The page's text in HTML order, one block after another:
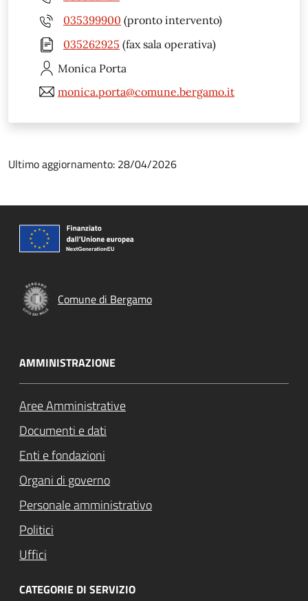
035399900 (pronto intervento)
035262925 (fax sala operativa)
Monica Porta
monica.porta@comune.bergamo.it
Ultimo aggiornamento: 28/04/2026
Comune di Bergamo
AMMINISTRAZIONE
Aree Amministrative
Documenti e dati
Enti e fondazioni
Organi di governo
Personale amministrativo
Politici
Uffici
CATEGORIE DI SERVIZIO